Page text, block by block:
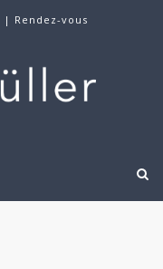
| Rendez-vous